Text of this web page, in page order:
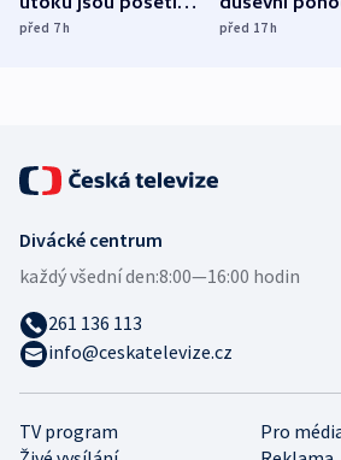
míní estonský
před 7h
ukázala
před 17h
TV program
Pro
Divácké centrum
každý všední den:8:00—16:00 hodin
261 136 113
info@ceskatelevize.cz